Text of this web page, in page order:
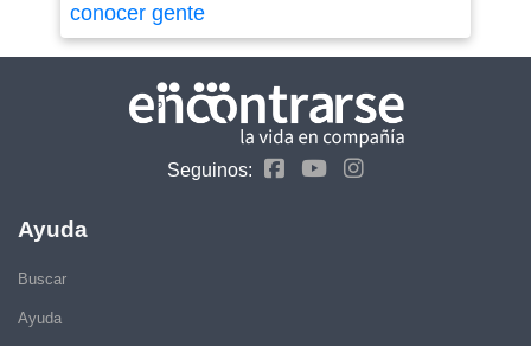
conocer gente
Seguinos:
Ayuda
Buscar
Ayuda